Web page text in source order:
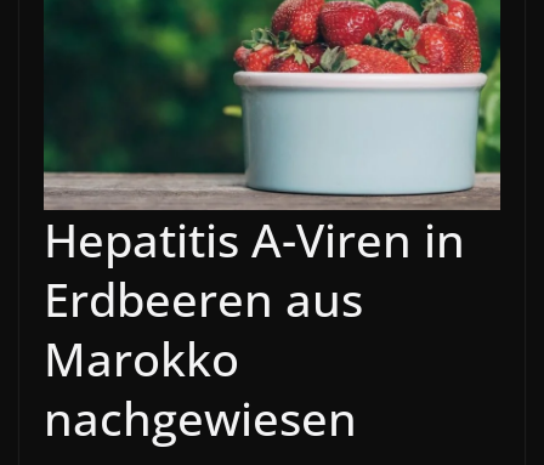
Hepatitis A-Viren in
Erdbeeren aus
Marokko
nachgewiesen